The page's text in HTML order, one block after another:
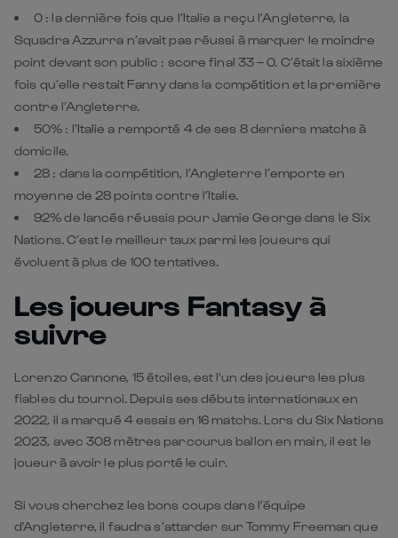
contre l’Angleterre.
50% : l’Italie a remporté 4 de ses 8 derniers matchs à
domicile.
28 : dans la compétition, l’Angleterre l’emporte en
moyenne de 28 points contre l’Italie.
92% de lancés réussis pour Jamie George dans le Six
Nations. C’est le meilleur taux parmi les joueurs qui
évoluent à plus de 100 tentatives.
Les joueurs Fantasy à
suivre
fiables du tournoi. Depuis ses débuts internationaux en
2022, il a marqué 4 essais en 16 matchs. Lors du Six Nations
joueur à avoir le plus porté le cuir.
Si vous cherchez les bons coups dans l’équipe
d'Angleterre, il faudra s’attarder sur Tommy Freeman que
vous pourrez recruter pour la modique somme de 8
en ce début de saison. En termes d’essais marqués, de
mètres portés et de défenseurs battus, il rayonne sur la